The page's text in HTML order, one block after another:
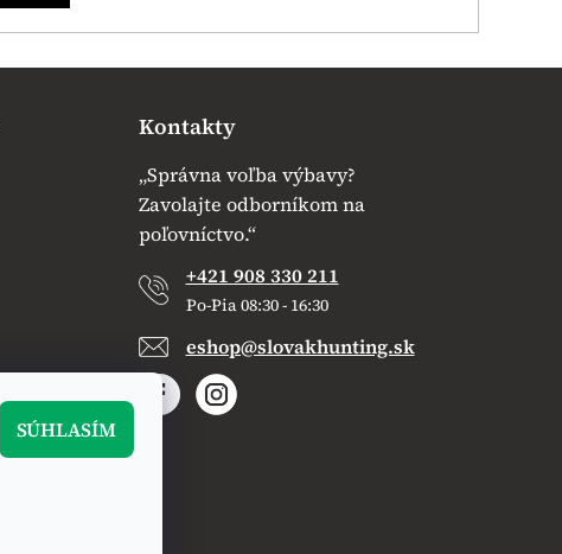
SÚHLASÍM
Kontakty
„Správna voľba výbavy?
Zavolajte odborníkom na
poľovníctvo.“
+421 908 330 211
Po-Pia 08:30 - 16:30
eshop@slovakhunting.sk